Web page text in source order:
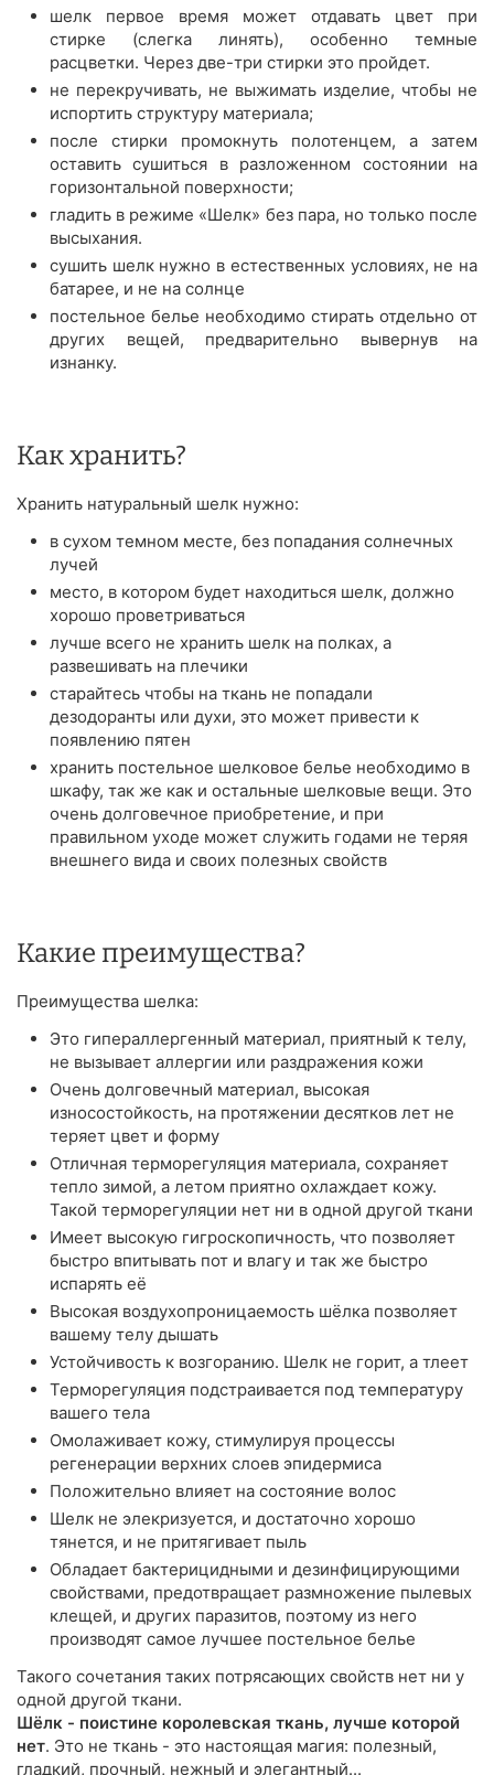
шелк первое время может отдавать цвет при
стирке (слегка линять), особенно темные
расцветки. Через две-три стирки это пройдет.
не перекручивать, не выжимать изделие, чтобы не
испортить структуру материала;
после стирки промокнуть полотенцем, а затем
оставить сушиться в разложенном состоянии на
горизонтальной поверхности;
гладить в режиме «Шелк» без пара, но только после
высыхания.
сушить шелк нужно в естественных условиях, не на
батарее, и не на солнце
постельное белье необходимо стирать отдельно от
других вещей, предварительно вывернув на
изнанку.
Как хранить?
Хранить натуральный шелк нужно:
в сухом темном месте, без попадания солнечных
лучей
место, в котором будет находиться шелк, должно
хорошо проветриваться
лучше всего не хранить шелк на полках, а
развешивать на плечики
старайтесь чтобы на ткань не попадали
дезодоранты или духи, это может привести к
появлению пятен
хранить постельное шелковое белье необходимо в
шкафу, так же как и остальные шелковые вещи. Это
очень долговечное приобретение, и при
правильном уходе может служить годами не теряя
внешнего вида и своих полезных свойств
Какие преимущества?
Преимущества шелка:
Это гипераллергенный материал, приятный к телу,
не вызывает аллергии или раздражения кожи
Очень долговечный материал, высокая
износостойкость, на протяжении десятков лет не
теряет цвет и форму
Отличная терморегуляция материала, сохраняет
тепло зимой, а летом приятно охлаждает кожу.
Такой терморегуляции нет ни в одной другой ткани
Имеет высокую гигроскопичность, что позволяет
быстро впитывать пот и влагу и так же быстро
испарять её
Высокая воздухопроницаемость шёлка позволяет
вашему телу дышать
Устойчивость к возгоранию. Шелк не горит, а тлеет
Терморегуляция подстраивается под температуру
вашего тела
Омолаживает кожу, стимулируя процессы
регенерации верхних слоев эпидермиса
Положительно влияет на состояние волос
Шелк не элекризуется, и достаточно хорошо
тянется, и не притягивает пыль
Обладает бактерицидными и дезинфицирующими
свойствами, предотвращает размножение пылевых
клещей, и других паразитов, поэтому из него
производят самое лучшее постельное белье
Такого сочетания таких потрясающих свойств нет ни у
одной другой ткани.
Шёлк - поистине королевская ткань, лучше которой
нет. Это не ткань - это настоящая магия: полезный,
гладкий, прочный, нежный и элегантный...